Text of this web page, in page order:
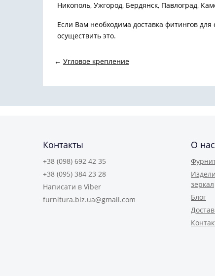
Никополь, Ужгород, Бердянск, Павлоград,
Если Вам необходима доставка фитингов
осуществить это.
← Угловое крепление
Контакты
+38 (098) 692 42 35
+38 (095) 384 23 28
Написати в Viber
furnitura.biz.ua@gmail.com
О нас
зеркал
Блог